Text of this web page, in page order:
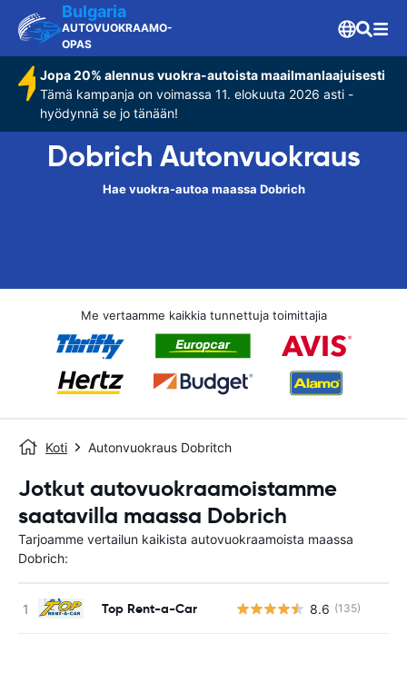
Bulgaria
AUTOVUOKRAAMO-
OPAS
Jopa 20% alennus vuokra-autoista maailmanlaajuisesti
Tämä kampanja on voimassa 11. elokuuta 2026 asti -
hyödynnä se jo tänään!
Dobrich Autonvuokraus
Hae vuokra-autoa maassa Dobrich
Me vertaamme kaikkia tunnettuja toimittajia
Koti Autonvuokraus Dobritch
Jotkut autovuokraamoistamme
saatavilla maassa Dobrich
Tarjoamme vertailun kaikista autovuokraamoista maassa
Dobrich:
Top Rent-a-Car 8.6 (135)